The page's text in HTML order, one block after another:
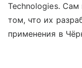
Technologies. Сам
том, что их
применения в